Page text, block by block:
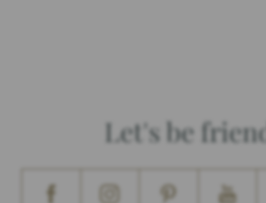
Let's be